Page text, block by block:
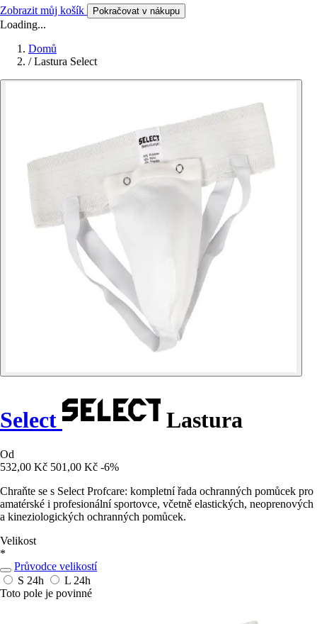
Zobrazit můj košík Pokračovat v nákupu
Loading...
Domů
/ Lastura Select
Select Lastura
Od
532,00 Kč 501,00 Kč -6%
Chraňte se s Select Profcare: kompletní řada ochranných pomůcek pro
amatérské i profesionální sportovce, včetně elastických, neoprenových
a kineziologických ochranných pomůcek.
Velikost
*
Průvodce velikostí
S 24h L 24h
Toto pole je povinné